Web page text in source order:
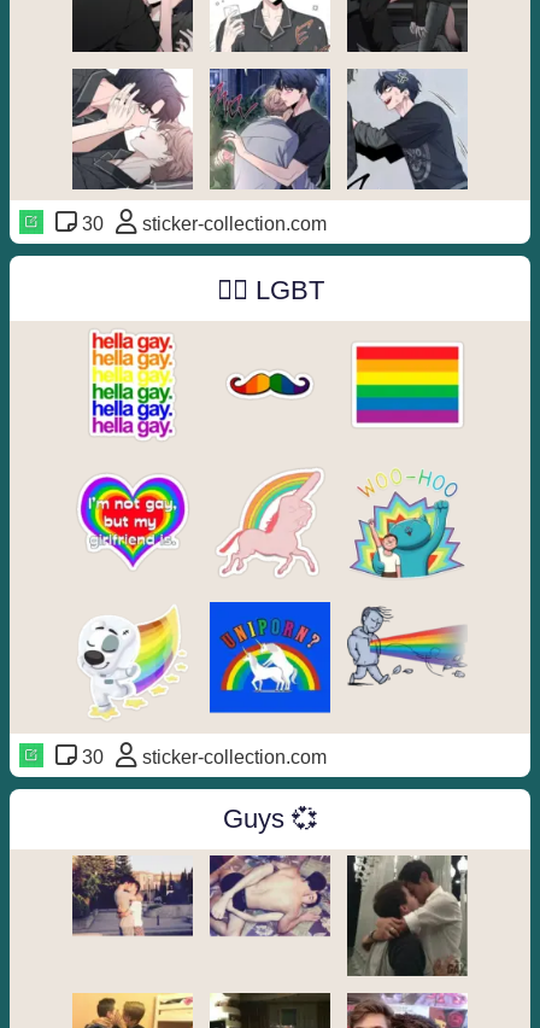
30 sticker-collection.com
🏳️‍🌈 LGBT
30 sticker-collection.com
Guys 💞